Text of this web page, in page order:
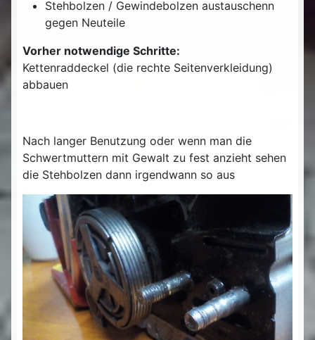
Stehbolzen / Gewindebolzen austauschenn
gegen Neuteile
Vorher notwendige Schritte:
Kettenraddeckel (die rechte Seitenverkleidung)
abbauen
Nach langer Benutzung oder wenn man die
Schwertmuttern mit Gewalt zu fest anzieht sehen
die Stehbolzen dann irgendwann so aus